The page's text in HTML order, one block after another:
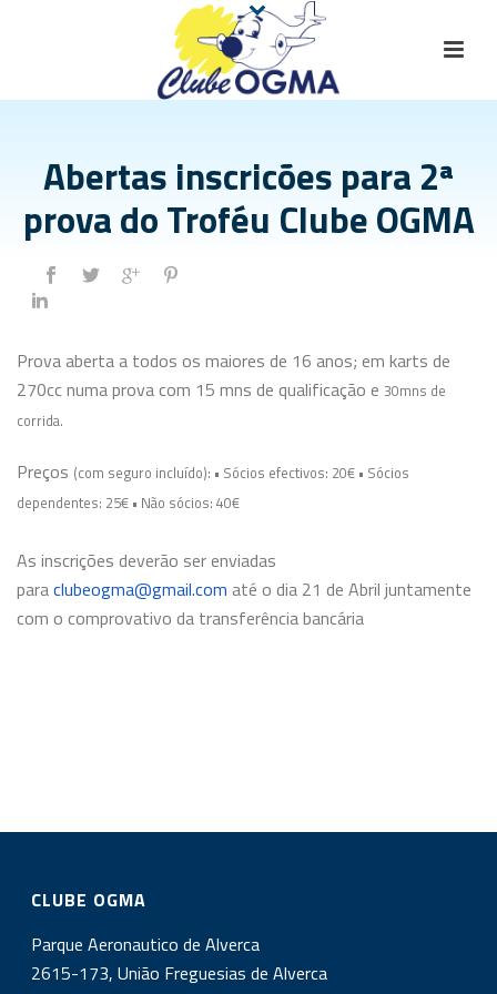
Abertas inscricões para 2ª
prova do Troféu Clube OGMA
Prova aberta a todos os maiores de 16 anos; em karts de
270cc numa prova com 15 mns de qualificação e 30mns de
corrida.
Preços (com seguro incluído): • Sócios efectivos: 20€ • Sócios
dependentes: 25€ • Não sócios: 40€
As inscrições deverão ser enviadas
paraclubeogma@gmail.com até o dia 21 de Abril juntamente
com o comprovativo da transferência bancária
CLUBE OGMA
Parque Aeronautico de Alverca
2615-173, União Freguesias de Alverca